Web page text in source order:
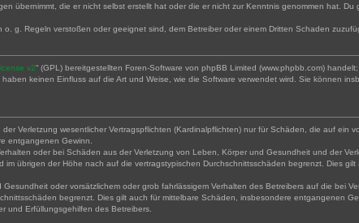
übernimmt, die er nicht selbst erstellt hat oder die er nicht zur Kenntnis genommen hat. Du
g. Regeln verstoßen oder geeignet sind, dem Betreiber oder einem Dritten Schaden
v2“ (GPL) bereitgestellten Foren-Software von phpBB Limited (www.phpbb.com)
keinen Einfluss auf die Art und Weise, wie die Software verwendet wird. Sie können
Verletzung wesentlicher Vertragspflichten (Kardinalpflichten) nur für Schäden, die auf ein
entgangenen Gewinn.
oder bei Schäden aus der Verletzung von Leben, Körper und Gesundheit und der
übrigen der Höhe nach auf die vertragstypischen Durchschnittsschäden begrenzt. Dies
oder vorsätzlichem oder grob fahrlässigem Verhalten des Betreibers auf die bei
begrenzt. Dies gilt auch für mittelbare Schäden, insbesondere entgangenen
und Erfüllungsgehilfen des Betreibers.